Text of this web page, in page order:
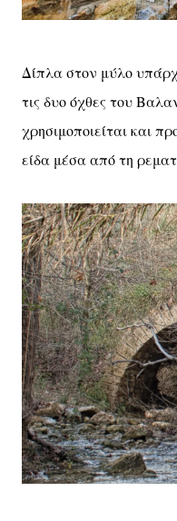
Δίπλα στον μύλο
τις δυο όχθες του
χρησιμοποιείται και
είδα μέσα από τη